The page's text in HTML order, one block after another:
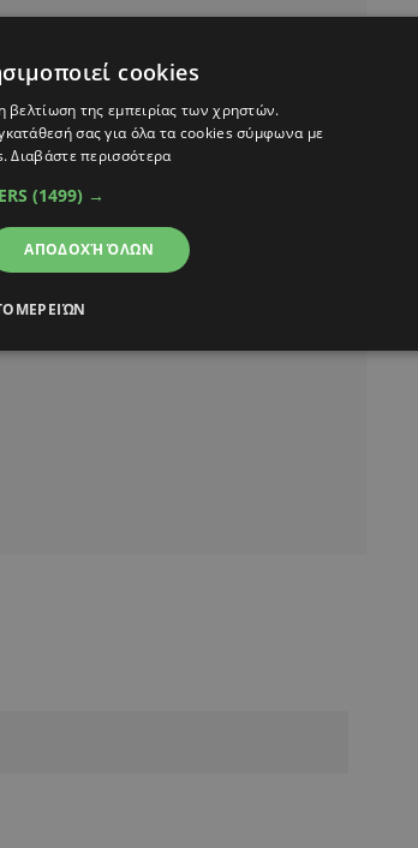
cookies
βελτίωση της εμπειρίας των χρηστών.
σας για όλα τα cookies σύμφωνα με
Διαβάστε περισσότερα
(1499) →
ΑΠΟΔΟΧΉ ΌΛΩΝ